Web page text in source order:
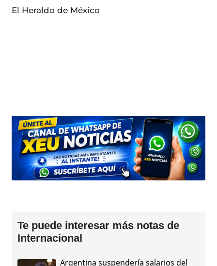
El Heraldo de México
Te puede interesar más notas de
Internacional
Argentina suspendería salarios del